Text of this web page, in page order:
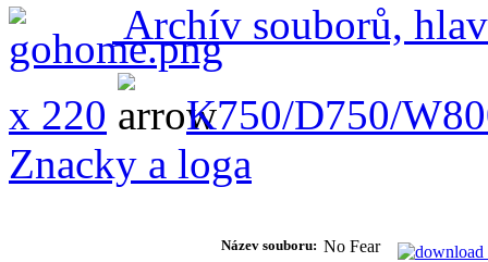
Archív souborů,
x 220
K750/D750/
Znacky a loga
Název souboru: No Fear